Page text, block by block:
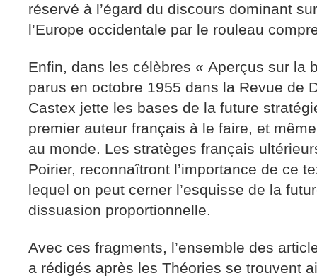
réservé à l’égard du discours dominant
l’Europe occidentale par le rouleau
Enfin, dans les célèbres « Aperçus sur la
parus en octobre 1955 dans la Revue de
Castex jette les bases de la future
premier auteur français à le faire, et
au monde. Les stratèges français
Poirier, reconnaîtront l’importance de ce
lequel on peut cerner l’esquisse de la
dissuasion proportionnelle.
Avec ces fragments, l’ensemble des
a rédigés après les Théories se trouvent